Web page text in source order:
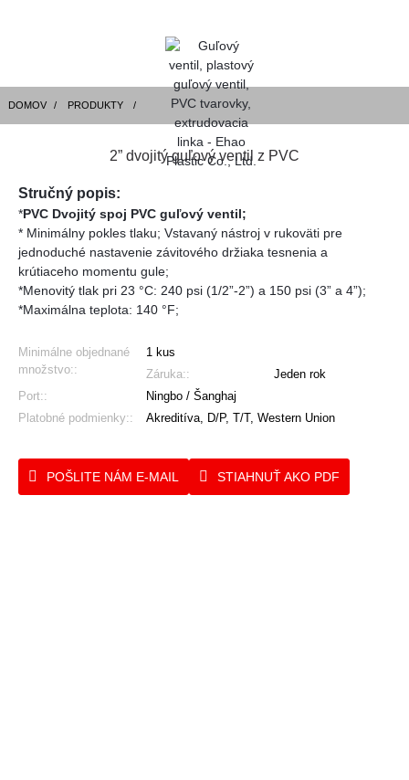
DOMOV PRODUKTY
2” dvojitý guľový ventil z PVC
Stručný popis:
*PVC Dvojitý spoj PVC guľový ventil;
* Minimálny pokles tlaku; Vstavaný nástroj v rukoväti pre
jednoduché nastavenie závitového držiaka tesnenia a
krútiaceho momentu gule;
*Menovitý tlak pri 23 °C: 240 psi (1/2”-2”) a 150 psi (3” a 4”);
*Maximálna teplota: 140 °F;
Minimálne objednané
množstvo::
1 kus
Záruka::
Jeden rok
Port::
Ningbo / Šanghaj
Platobné podmienky::
Akreditíva, D/P, T/T, Western Union
POŠLITE NÁM E-MAIL STIAHNUŤ AKO PDF